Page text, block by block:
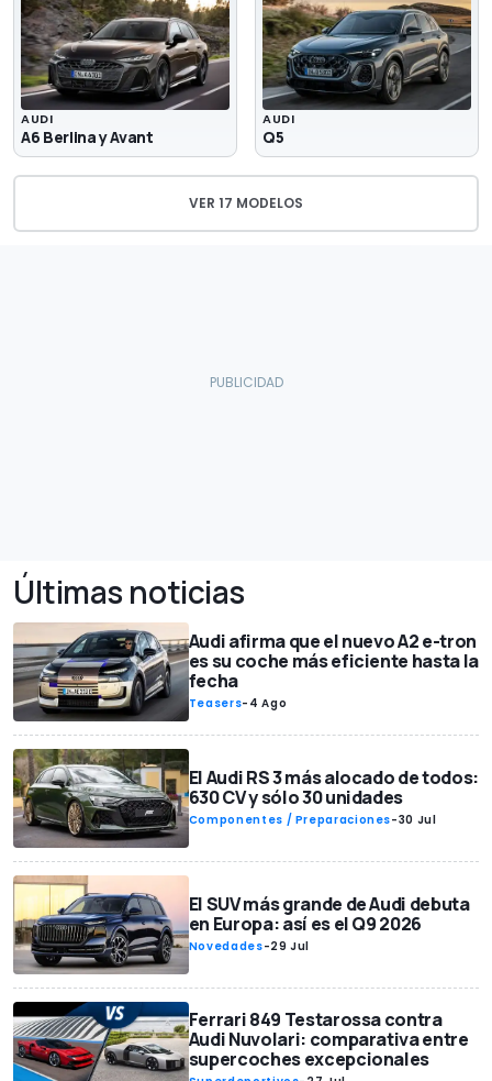
AUDI
A6 Berlina y Avant
AUDI
Q5
VER 17 MODELOS
Últimas noticias
Audi afirma que el nuevo A2 e-tron
es su coche más eficiente hasta la
fecha
Teasers- 4 Ago
El Audi RS 3 más alocado de todos:
630 CV y sólo 30 unidades
Componentes / Preparaciones-30 Jul
El SUV más grande de Audi debuta
en Europa: así es el Q9 2026
Novedades-29 Jul
Ferrari 849 Testarossa contra
Audi Nuvolari: comparativa entre
supercoches excepcionales